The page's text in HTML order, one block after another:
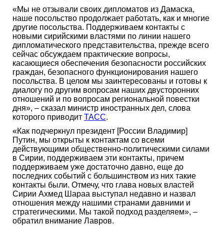
«Мы не отзывали своих дипломатов из Дамаска,
наше посольство продолжает работать, как и многие
другие посольства. Поддерживаем контакты с
новыми сирийскими властями по линии нашего
дипломатического представительства, прежде всего
сейчас обсуждаем практические вопросы,
касающиеся обеспечения безопасности российских
граждан, безопасного функционирования нашего
посольства. В целом мы заинтересованы и готовы к
диалогу по другим вопросам наших двусторонних
отношений и по вопросам региональной повестки
дня», – сказал министр иностранных дел, слова
которого приводит ТАСС.
«Как подчеркнул президент [России Владимир]
Путин, мы открыты к контактам со всеми
действующими общественно-политическими силами
в Сирии, поддерживаем эти контакты, причем
поддерживаем уже достаточно давно, еще до
последних событий с большинством из них такие
контакты были. Отмечу, что глава новых властей
Сирии Ахмед Шараа выступал недавно и назвал
отношения между нашими странами давними и
стратегическими. Мы такой подход разделяем», –
обратил внимание Лавров.